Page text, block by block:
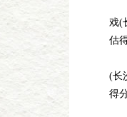
戏(
估
(长
得